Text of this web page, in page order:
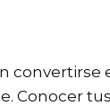
Conocer